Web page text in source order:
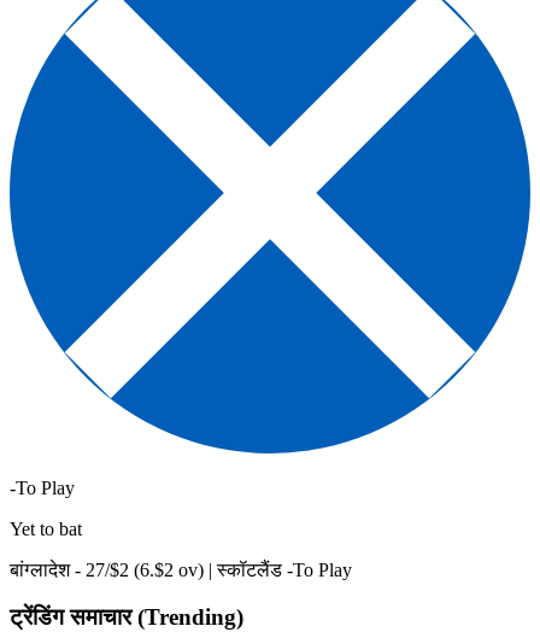
-To Play
Yet to bat
बांग्लादेश - 27/$2 (6.$2 ov) | स्कॉटलैंड -To Play
ट्रेंडिंग समाचार (Trending)